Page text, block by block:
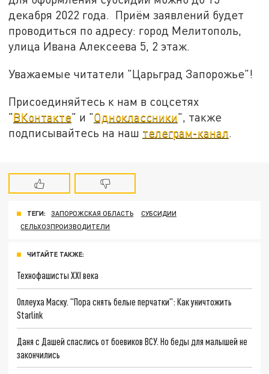
декабря 2022 года. Приём заявлений будет
проводиться по адресу: город Мелитополь,
улица Ивана Алексеева 5, 2 этаж.
Уважаемые читатели "Царьград Запорожье"!
Присоединяйтесь к нам в соцсетях
"ВКонтакте" и "Одноклассники", также
подписывайтесь на наш телеграм-канал.
ТЕГИ: ЗАПОРОЖСКАЯ ОБЛАСТЬ
СУБСИДИИ
СЕЛЬХОЗПРОИЗВОДИТЕЛИ
ЧИТАЙТЕ ТАКЖЕ:
Технофашисты XXI века
Оплеуха Маску. "Пора снять белые перчатки": Как уничтожить
Starlink
Даня с Дашей спаслись от боевиков ВСУ. Но беды для малышей не
закончились